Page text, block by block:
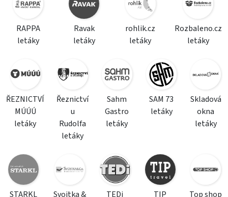
RAPPA
letáky
Ravak
letáky
rohlik.cz
letáky
Rozbaleno.cz
letáky
ŘEZNICTVÍ
MÚÚÚ
letáky
Řeznictví
u
Rudolfa
letáky
Sahm
Gastro
letáky
SAM 73
letáky
Skladová
okna
letáky
STARKL
Svojtka &
TEDi
TIP
Top shop